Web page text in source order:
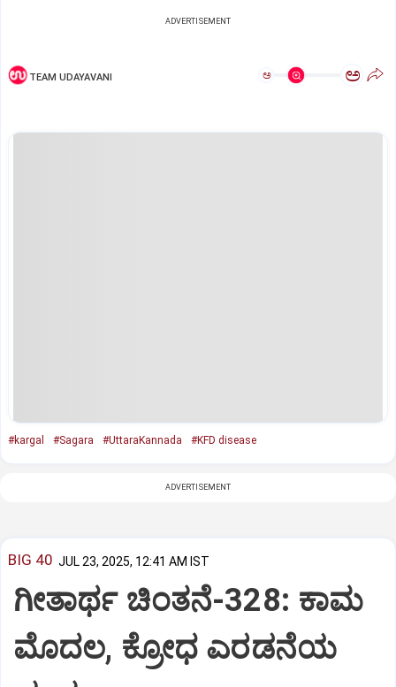
ADVERTISEMENT
TEAM UDAYAVANI ಅ ಅ
#kargal #Sagara #UttaraKannada #KFD disease
ADVERTISEMENT
BIG 40 JUL 23, 2025, 12:41 AM IST
ಗೀತಾರ್ಥ ಚಿಂತನೆ-328: ಕಾಮ
ಮೊದಲ, ಕ್ರೋಧ ಎರಡನೆಯ